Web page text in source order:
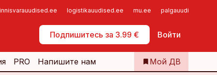
logistikauudised.ee mu.ee palgauudised.ee
Подпишитесь за 3.99 € Войти
Самообслуживание
PRO Напишите нам Мой ДВ